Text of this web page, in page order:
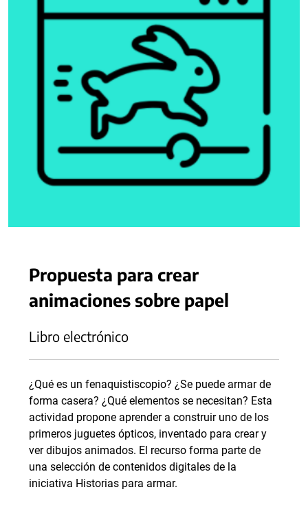
Propuesta para crear
animaciones sobre papel
Libro electrónico
¿Qué es un fenaquistiscopio? ¿Se puede armar de
forma casera? ¿Qué elementos se necesitan? Esta
actividad propone aprender a construir uno de los
primeros juguetes ópticos, inventado para crear y
ver dibujos animados. El recurso forma parte de
una selección de contenidos digitales de la
iniciativa Historias para armar.